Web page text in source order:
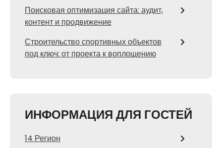
Поисковая оптимизация сайта: аудит,
контент и продвижение
Строительство спортивных объектов
под ключ: от проекта к воплощению
ИНФОРМАЦИЯ ДЛЯ ГОСТЕЙ
14 Регион